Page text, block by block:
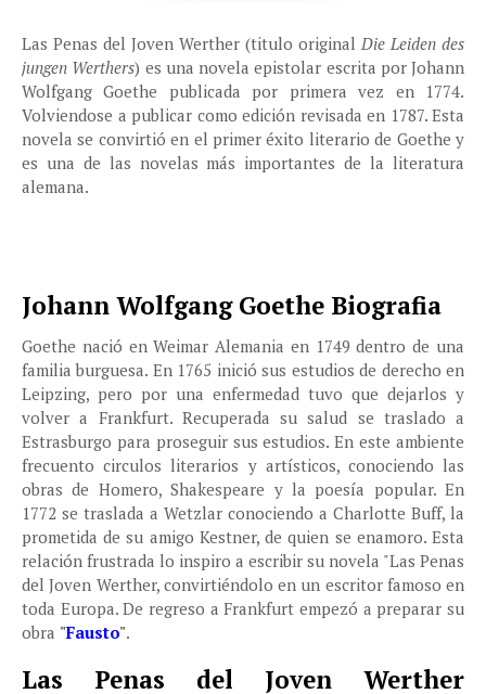
Las Penas del Joven Werther (titulo original Die Leiden des
jungen Werthers) es una novela epistolar escrita por Johann
Wolfgang Goethe publicada por primera vez en 1774.
Volviendose a publicar como edición revisada en 1787. Esta
novela se convirtió en el primer éxito literario de Goethe y
es una de las novelas más importantes de la literatura
alemana.
Johann Wolfgang Goethe Biografia
Goethe nació en Weimar Alemania en 1749 dentro de una
familia burguesa. En 1765 inició sus estudios de derecho en
Leipzing, pero por una enfermedad tuvo que dejarlos y
volver a Frankfurt. Recuperada su salud se traslado a
Estrasburgo para proseguir sus estudios. En este ambiente
frecuento circulos literarios y artísticos, conociendo las
obras de Homero, Shakespeare y la poesía popular. En
1772 se traslada a Wetzlar conociendo a Charlotte Buff, la
prometida de su amigo Kestner, de quien se enamoro. Esta
relación frustrada lo inspiro a escribir su novela "Las Penas
del Joven Werther, convirtiéndolo en un escritor famoso en
toda Europa. De regreso a Frankfurt empezó a preparar su
obra "Fausto".
Las Penas del Joven Werther